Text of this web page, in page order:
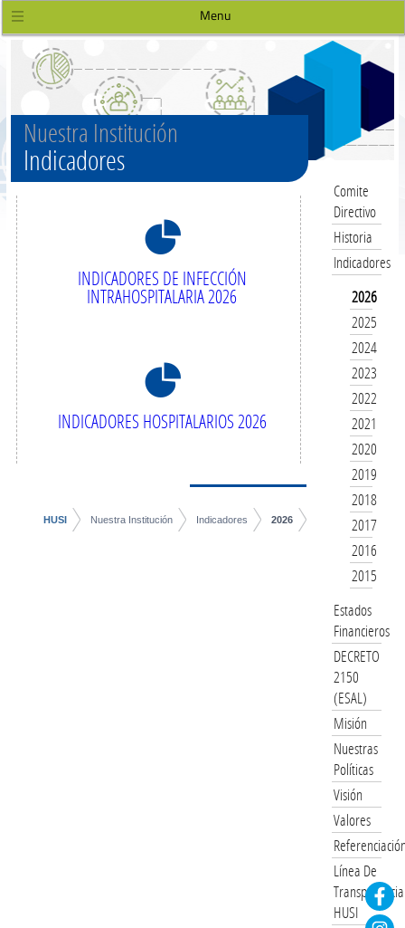
Menu
Nuestra Institución
Indicadores
8
INDICADORES DE INFECCIÓN
INTRAHOSPITALARIA 2026
8
INDICADORES HOSPITALARIOS 2026
HUSI Nuestra Institución Indicadores 2026
Comite
Directivo
Historia
Indicadores
2026
2025
2024
2023
2022
2021
2020
2019
2018
2017
2016
2015
Estados
Financieros
DECRETO
2150
(ESAL)
Misión
Nuestras
Políticas
Visión
Valores
Línea De
Transparencia
HUSI